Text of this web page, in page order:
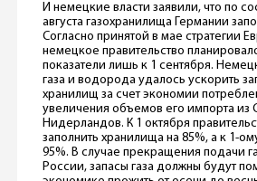
И немецкие власти заявили, что по
августа газохранилища Германии
Согласно принятой в мае стратегии
немецкое правительство
показатели лишь к 1 сентября.
газа и водорода удалось ускорить
хранилищ за счет экономии
увеличения объемов его импорта из
Нидерландов. К 1 октября
заполнить хранилища на 85%, а к 1-
95%. В случае прекращения подачи
России, запасы газа должны будут